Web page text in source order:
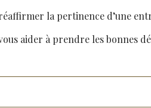
la pertinence d’une
aider à prendre les bonnes